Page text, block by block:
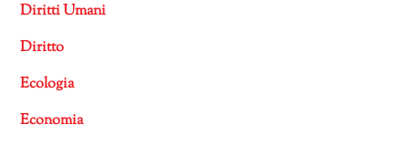
Diritti Umani
Diritto
Ecologia
Economia